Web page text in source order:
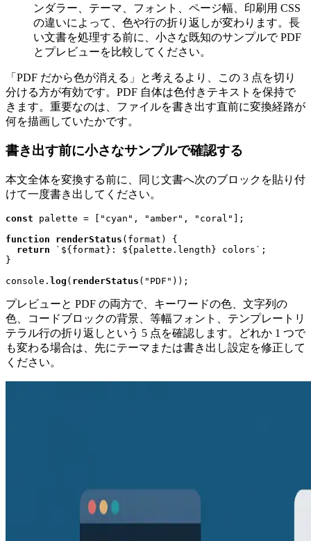
ンダラー、テーマ、フォント、ページ幅、印刷用 CSS
の違いによって、色や行の折り返しが変わります。長
い文書を処理する前に、小さな既知のサンプルで PDF
とプレビューを比較してください。
「PDF だから色が消える」と考えるより、この 3 点を切り
分ける方が有効です。PDF 自体は色付きテキストを保持で
きます。重要なのは、ファイルを書き出す直前に変換経路が
何を描画していたかです。
書き出す前に小さなサンプルで確認する
本文全体を変換する前に、同じ文書へ次のブロックを貼り付
けて一度書き出してください。
const palette = [ "cyan" , "amber" , "coral"
];
function
renderStatus ( format ) {
return
` ${format} : ${palette.length} colors` ;
}
console . log ( renderStatus ( "PDF"
プレビューと PDF の両方で、キーワードの色、文字列の
色、コードブロックの背景、等幅フォント、テンプレートリ
テラル行の折り返しという 5 点を確認します。どれか 1 つで
も変わる場合は、先にテーマまたは書き出し設定を修正して
ください。